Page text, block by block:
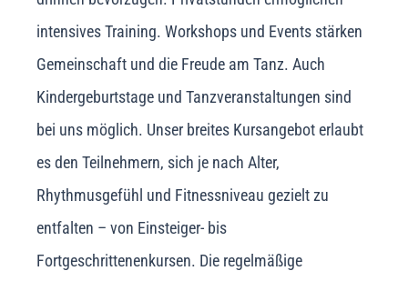
intensives Training. Workshops und Events stärken
Gemeinschaft und die Freude am Tanz. Auch
Kindergeburtstage und Tanzveranstaltungen sind
bei uns möglich. Unser breites Kursangebot erlaubt
es den Teilnehmern, sich je nach Alter,
Rhythmusgefühl und Fitnessniveau gezielt zu
entfalten – von Einsteiger- bis
Fortgeschrittenenkursen. Die regelmäßige